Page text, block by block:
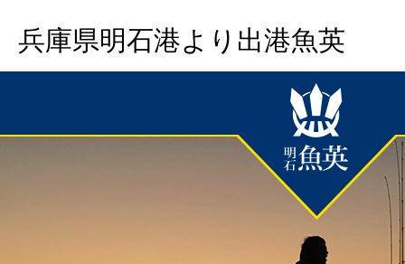
兵庫県明石港より出港魚英